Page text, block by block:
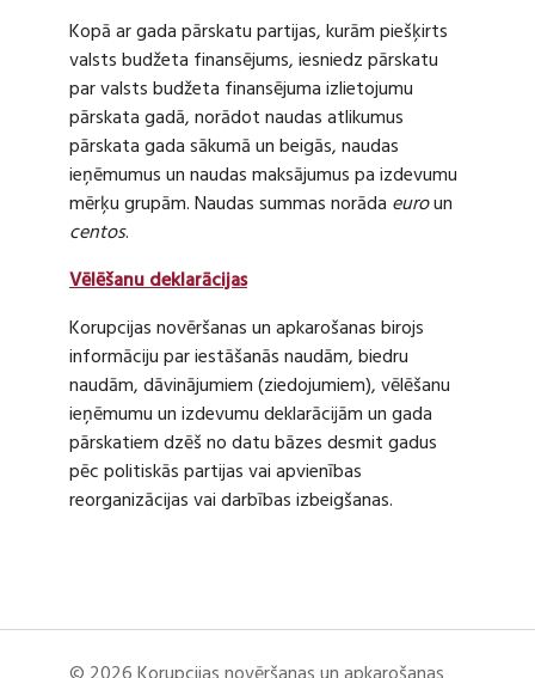
Kopā ar gada pārskatu partijas, kurām piešķirts
valsts budžeta finansējums, iesniedz pārskatu
par valsts budžeta finansējuma izlietojumu
pārskata gadā, norādot naudas atlikumus
pārskata gada sākumā un beigās, naudas
ieņēmumus un naudas maksājumus pa izdevumu
mērķu grupām. Naudas summas norāda euroun
centos.
Vēlēšanu deklarācijas
Korupcijas novēršanas un apkarošanas birojs
informāciju par iestāšanās naudām, biedru
naudām, dāvinājumiem (ziedojumiem), vēlēšanu
ieņēmumu un izdevumu deklarācijām un gada
pārskatiem dzēš no datu bāzes desmit gadus
pēc politiskās partijas vai apvienības
reorganizācijas vai darbības izbeigšanas.